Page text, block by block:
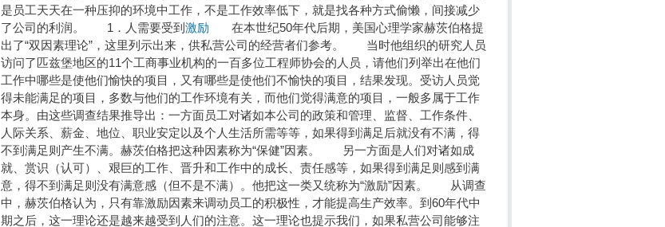
是员工天天在一种压抑的环境中工作，不是工作效率低下，就是找各种方式偷懒，间接减少
了公司的利润。 1．人需要受到 激励 在本世纪50年代后期，美国心理学家赫茨伯格提
出了“双因素理论”，这里列示出来，供私营公司的经营者们参考。 当时他组织的研究人员
访问了匹兹堡地区的11个工商事业机构的一百多位工程师协会的人员，请他们列举出在他们
工作中哪些是使他们愉快的项目，又有哪些是使他们不愉快的项目，结果发现。受访人员觉
得未能满足的项目，多数与他们的工作环境有关，而他们觉得满意的项目，一般多属于工作
本身。由这些调查结果推导出：一方面员工对诸如本公司的政策和管理、监督、工作条件、
人际关系、薪金、地位、职业安定以及个人生活所需等等，如果得到满足后就没有不满，得
不到满足则产生不满。赫茨伯格把这种因素称为“保健”因素。 另一方面是人们对诸如成
就、赏识（认可）、艰巨的工作、晋升和工作中的成长、责任感等，如果得到满足则感到满
意，得不到满足则没有满意感（但不是不满）。他把这一类又统称为“激励”因素。 从调查
中，赫茨伯格认为，只有靠激励因素来调动员工的积极性，才能提高生产效率。到60年代中
期之后，这一理论还是越来越受到人们的注意。这一理论也提示我们，如果私营公司能够注